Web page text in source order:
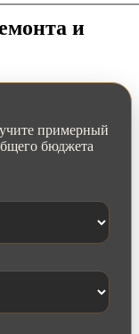
и
примерный
бюджета